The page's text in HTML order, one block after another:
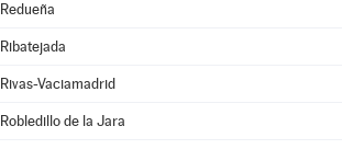
Redueña
Ribatejada
Rivas-Vaciamadrid
Robledillo de la Jara